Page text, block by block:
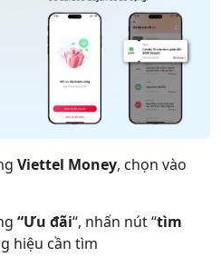
Viettel Money, chọn vào
“Ưu đãi“, nhấn nút “tìm
hiệu cần tìm